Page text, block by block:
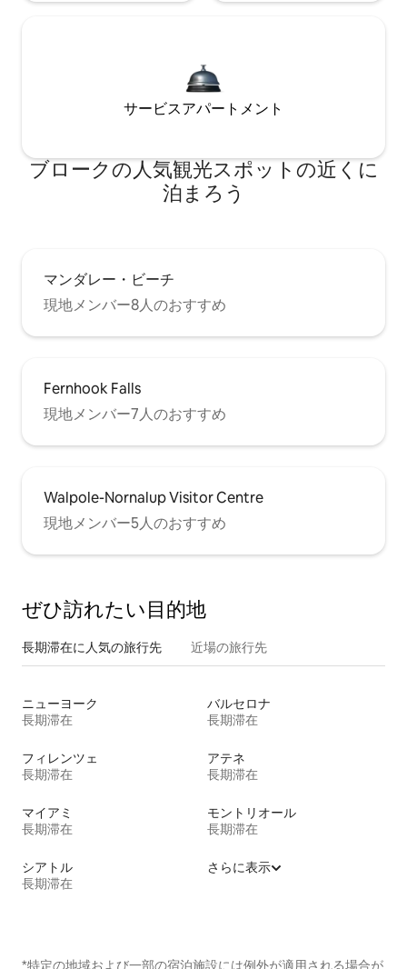
サービスアパートメント
ブロークの人気観光スポットの近くに
泊まろう
マンダレー・ビーチ
現地メンバー8人のおすすめ
Fernhook Falls
現地メンバー7人のおすすめ
Walpole-Nornalup Visitor Centre
現地メンバー5人のおすすめ
ぜひ訪⁠れ⁠た⁠い目⁠的⁠地
長期滞在に人気の旅行先 近場の旅行先
ニューヨーク
長期滞在
バルセロナ
長期滞在
フィレンツェ
長期滞在
アテネ
長期滞在
マイアミ
長期滞在
モントリオール
長期滞在
シアトル
長期滞在
さらに表示
*特定の地域および一部の宿泊施設には例外が適用される場合が